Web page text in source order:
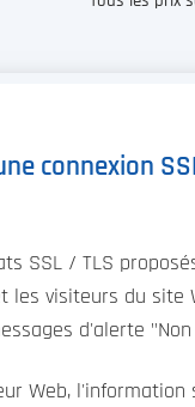
connexion
SSL / TLS
les visiteurs du site
d'alerte "Non
Web, l'information